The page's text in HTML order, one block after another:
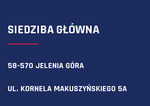
SIEDZIBA GŁÓWNA
58-570 JELENIA GÓRA
UL. KORNELA MAKUSZYŃSKIEGO 5A